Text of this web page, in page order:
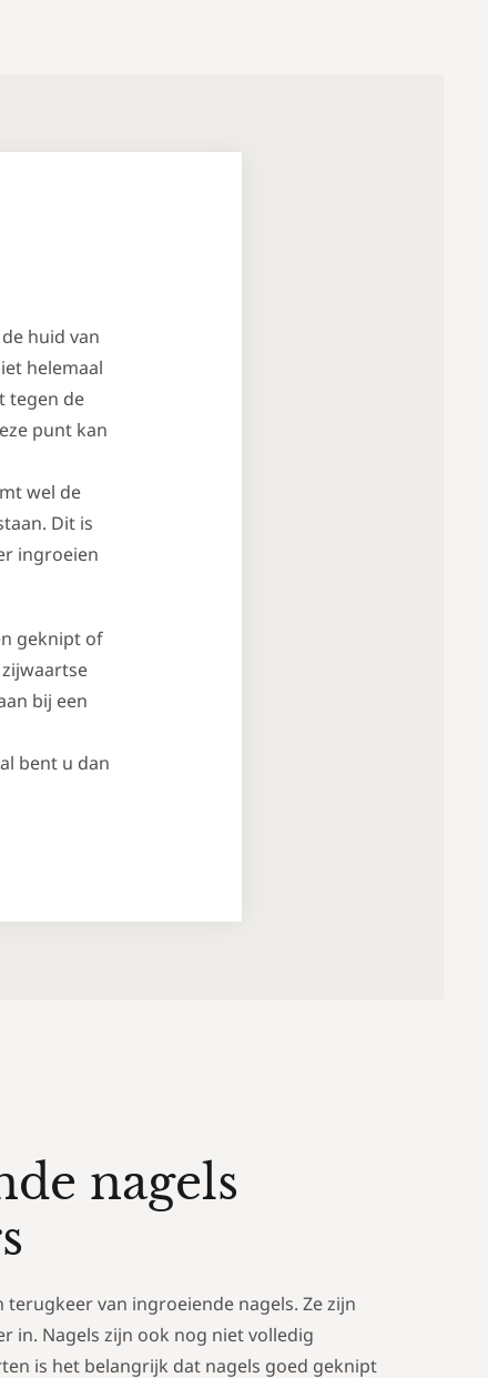
huid van
helemaal
tegen de
punt kan
wel de
Dit is
ingroeien
geknipt of
bij een
bent u dan
nagels
terugkeer van ingroeiende nagels. Ze zijn
in. Nagels zijn ook nog niet volledig
is het belangrijk dat nagels goed geknipt